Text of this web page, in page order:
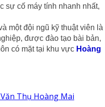
sự cố máy tính nhanh nhất,
một đội ngũ kỹ thuật viên là
được đào tạo bài bản,
có mặt tại khu vực Hoàng
Thụ Hoàng Mai